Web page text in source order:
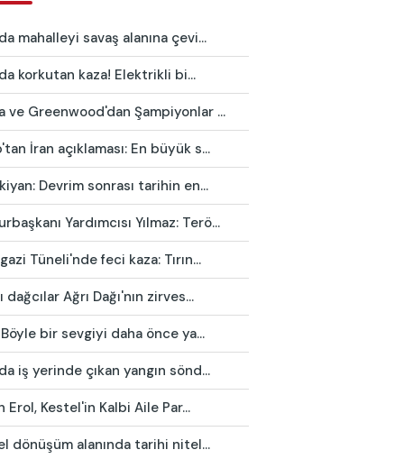
mahalleyi savaş alanına çevi...
korkutan kaza! Elektrikli bi...
ve Greenwood'dan Şampiyonlar ...
İran açıklaması: En büyük s...
Devrim sonrası tarihin en...
Yardımcısı Yılmaz: Terö...
Tüneli'nde feci kaza: Tırın...
dağcılar Ağrı Dağı'nın zirves...
Böyle bir sevgiyi daha önce ya...
iş yerinde çıkan yangın sönd...
Erol, Kestel'in Kalbi Aile Par...
dönüşüm alanında tarihi nitel...